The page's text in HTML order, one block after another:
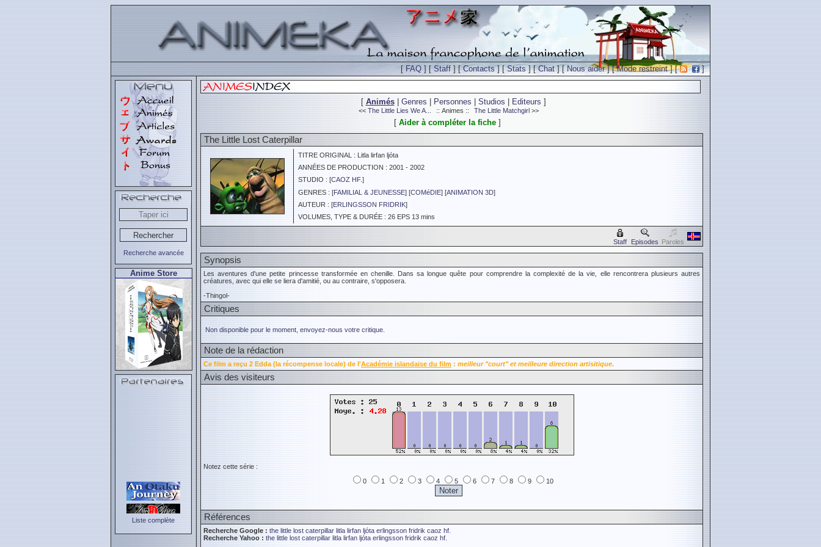
[FAQ ] [Staff ] [Contacts] [Stats] [Chat] [Nous aider] [Mode restreint] [ ]
Recherche avancée
Anime Store
Liste complète
[ Animés| Genres Personnes Studios Editeurs ]
<< The Little Lies We A... :: Animes :: The Little Matchgirl >>
[ Aider à compléter la fiche]
The Little Lost Caterpillar
TITRE ORIGINAL : Litla lirfan ljóta
ANNÉES DE PRODUCTION : 2001 - 2002
STUDIO : [CAOZ HF.]
GENRES : [FAMILIAL & JEUNESSE] [COMéDIE] [ANIMATION 3D]
AUTEUR : [ERLINGSSON FRIDRIK]
VOLUMES, TYPE & DURÉE : 26 EPS 13 mins
Staff Episodes Paroles
Synopsis
Les aventures d'une petite princesse transformée en chenille. Dans sa longue quête pour comprendre la complexité de la vie, elle rencontrera plusieurs autres
créatures, avec qui elle se liera d'amitié, ou au contraire, s'opposera.
-Thingol-
Critiques
Non disponible pour le moment, envoyez-nous votre critique.
Note de la rédaction
Ce film a reçu 2 Edda (la récompense locale) de l'Académie islandaise du film : meilleur "court" et meilleure direction artisitique.
Avis des visiteurs
Notez cette série :
0
1 2 3 4 5 6 7 8 9 10
Références
Recherche Google : the little lost caterpillar litla lirfan ljóta erlingsson fridrik caoz hf.
Recherche Yahoo : the little lost caterpillar litla lirfan ljóta erlingsson fridrik caoz hf.